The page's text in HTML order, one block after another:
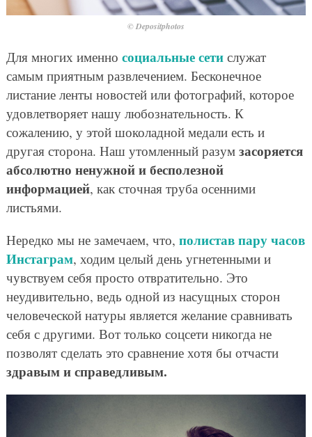
© Depositphotos
Для многих именно социальные сетислужат
самым приятным развлечением. Бесконечное
листание ленты новостей или фотографий, которое
удовлетворяет нашу любознательность. К
сожалению, у этой шоколадной медали есть и
другая сторона. Наш утомленный разум засоряется
абсолютно ненужной и бесполезной
информацией, как сточная труба осенними
листьями.
Нередко мы не замечаем, что, полистав пару часов
Инстаграм, ходим целый день угнетенными и
чувствуем себя просто отвратительно. Это
неудивительно, ведь одной из насущных сторон
человеческой натуры является желание сравнивать
себя с другими. Вот только соцсети никогда не
позволят сделать это сравнение хотя бы отчасти
здравым и справедливым.